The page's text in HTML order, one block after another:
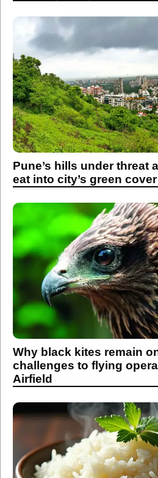
Pune’s hills under threat
eat into city’s green cover
Why black kites remain
challenges to flying
Airfield